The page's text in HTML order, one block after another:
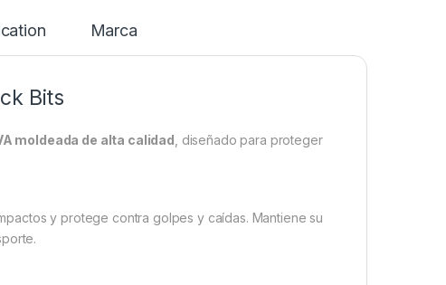
Marca
Bits
moldeada de alta calidad , diseñado para proteger
y protege contra golpes y caídas. Mantiene su